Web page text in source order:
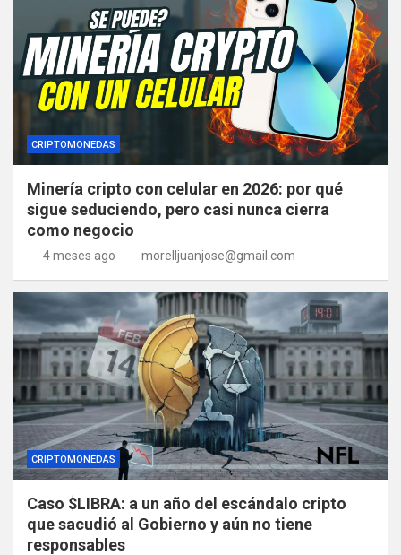
CRIPTOMONEDAS
Minería cripto con celular en 2026: por qué
sigue seduciendo, pero casi nunca cierra
como negocio
4 meses ago morelljuanjose@gmail.com
CRIPTOMONEDAS
Caso $LIBRA: a un año del escándalo cripto
que sacudió al Gobierno y aún no tiene
responsables